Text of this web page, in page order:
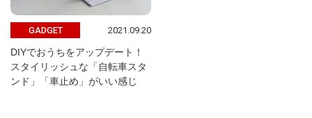
GADGET 2021.09.20
DIYでおうちをアップデート！
スタイリッシュな「自転車スタ
ンド」「車止め」がいい感じ